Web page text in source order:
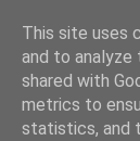
This site uses
and to analyze
shared with
metrics to
statistics, and